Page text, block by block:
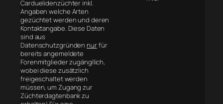
Carduelidenzüchter inkl.
Angaben welche Arten
gezüchtet werden und deren
Kontaktangabe. Diese Daten
sind aus
Datenschutzgründen nurfür
bereits angemeldete
Forenmitglieder zugängllich,
wobei diese zusätzlich
freigeschaltet werden
müssen, um Zugang zur
Züchterdagtenbank zu